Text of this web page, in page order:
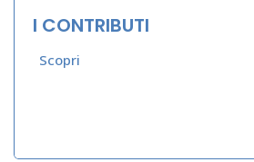
I CONTRIBUTI
Scopri